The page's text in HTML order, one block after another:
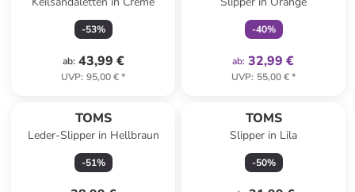
-53%
ab: 43,99 €
UVP: 95,00 €*
-40%
ab: 32,99 €
UVP: 55,00 €*
TOMS
Leder-Slipper in Hellbraun
-51%
TOMS
Slipper in Lila
-50%